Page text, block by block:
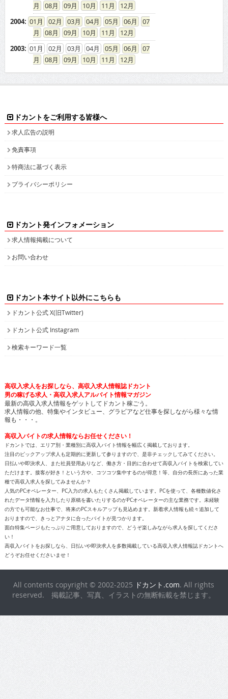
08
09 10 11
12
2004: 01 02 03 04 05 06
07
08
09 10 11
12
2003: 01 02 03 04 05 06
07
08
09 10 11 12
ドカントをご利用する皆様へ
求人広告の説明
免責事項
特商法に基づく表示
プライバシーポリシー
ドカント発インフォメーション
求人情報掲載について
お問い合わせ
ドカント本サイト以外にこちらも
ドカント公式 X(旧Twitter)
ドカント公式 Instagram
検索キーワード一覧
高収入求人をお探しなら、高収入求人情報誌ドカント
男の稼げる求人・高収入求人アルバイト情報マガジン
最新の高収入求人情報をゲットしてドカント稼ごう。
求人情報の他、特集やインタビュー、グラビアなど仕事を探しながら様々な情
報も・・・。
高収入バイトの求人情報ならお任せください！
ドカントでは、エリア別・業種別に高収入バイト情報を幅広く掲載しております。
注目のピックアップ求人も定期的に更新して参りますので、是非チェックしてみてください。
日払いや即決求人、また社員登用ありなど、働き方・目的に合わせて高収入バイトを検索してい
ただけます。接客が好き！という方や、コツコツ集中するのが得意！等、自分の長所にあった業
種で高収入求人を探してみませんか？
人気のPCオペレーター、PC入力の求人もたくさん掲載しています。PCを使って、各種数値化さ
れたデータ情報を入力したり原稿を書いたりするのがPCオペレーターの主な業務です。未経験
の方でも可能なお仕事で、将来のPCスキルアップも見込めます。新着求人情報も続々追加して
おりますので、きっとアナタに合ったバイトが見つかります。
面白特集ページもたっぷりご用意しておりますので、どうぞ楽しみながら求人を探してくださ
い！
高収入バイトをお探しなら、日払いや即決求人を多数掲載している高収入求人情報誌ドカントへ
どうぞお任せくださいませ！
All contents copyright © 2002-2025 ドカント.com. All rights
reserved. 掲載記事、写真、イラストの無断転載を禁じます。